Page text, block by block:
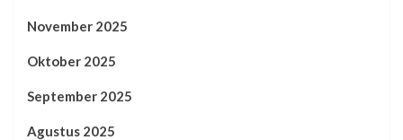
November 2025
Oktober 2025
September 2025
Agustus 2025